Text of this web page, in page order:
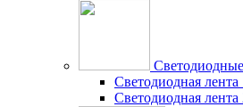
Светодиодная
Светодиодная